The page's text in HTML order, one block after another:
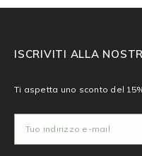
ISCRIVITI ALLA
Ti aspetta uno sconto del